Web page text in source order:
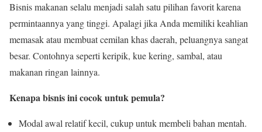
Bisnis makanan selalu menjadi salah satu pilihan favorit karena
permintaannya yang tinggi. Apalagi jika Anda memiliki keahlian
memasak atau membuat cemilan khas daerah, peluangnya sangat
besar. Contohnya seperti keripik, kue kering, sambal, atau
makanan ringan lainnya.
Kenapa bisnis ini cocok untuk pemula?
Modal awal relatif kecil, cukup untuk membeli bahan mentah.